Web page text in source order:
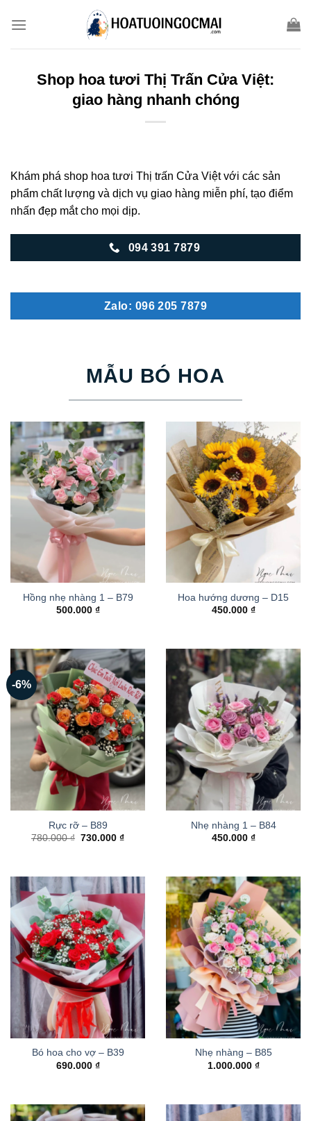
Shop hoa tươi Thị Trấn Cửa Việt:
giao hàng nhanh chóng
Khám phá shop hoa tươi Thị trấn Cửa Việt với các sản
phẩm chất lượng và dịch vụ giao hàng miễn phí, tạo điểm
nhấn đẹp mắt cho mọi dịp.
094 391 7879
Zalo: 096 205 7879
MẪU BÓ HOA
Hồng nhẹ nhàng 1 – B79
500.000 ₫
Hoa hướng dương – D15
450.000 ₫
-6%
Rực rỡ – B89
780.000₫ Giá
730.000₫Giá
Nhẹ nhàng 1 – B84
450.000 ₫
Bó hoa cho vợ – B39
690.000 ₫
Nhẹ nhàng – B85
1.000.000 ₫